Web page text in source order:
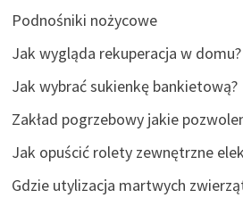
Podnośniki nożycowe
Jak wygląda rekuperacja w domu?
Jak wybrać sukienkę bankietową?
Zakład pogrzebowy jakie
Jak opuścić rolety zewnętrzne
Gdzie utylizacja martwych